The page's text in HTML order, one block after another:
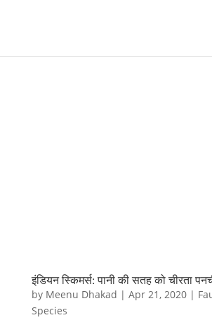
इंडियन स्किमर्स: पानी की सतह को चीरता
by Meenu Dhakad | Apr 21, 2020|
Species